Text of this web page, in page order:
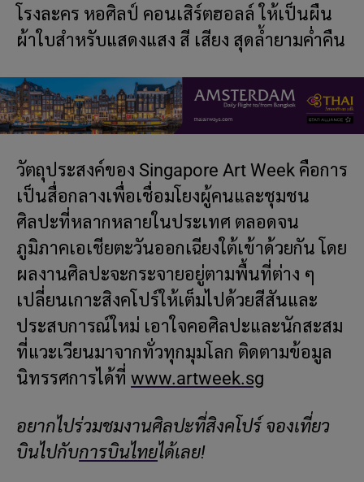
โรงละคร หอศิลป์ คอนเสิร์ตฮอลล์ ให้เป็นผืน
ผ้าใบสำหรับแสดงแสง สี เสียง สุดล้ำยามค่ำคืน
วัตถุประสงค์ของ Singapore Art Week คือการ
เป็นสื่อกลางเพื่อเชื่อมโยงผู้คนและชุมชน
ศิลปะที่หลากหลายในประเทศ ตลอดจน
ภูมิภาคเอเชียตะวันออกเฉียงใต้เข้าด้วยกัน โดย
ผลงานศิลปะจะกระจายอยู่ตามพื้นที่ต่าง ๆ
เปลี่ยนเกาะสิงคโปร์ให้เต็มไปด้วยสีสันและ
ประสบการณ์ใหม่ เอาใจคอศิลปะและนักสะสม
ที่แวะเวียนมาจากทั่วทุกมุมโลก ติดตามข้อมูล
นิทรรศการได้ที่ www.artweek.sg
อยากไปร่วมชมงานศิลปะที่สิงคโปร์ จองเที่ยว
บินไปกับการบินไทยได้เลย!